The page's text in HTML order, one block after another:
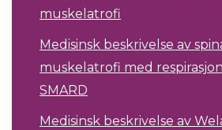
muskelatrofi
Medisinsk beskrivelse av
muskelatrofi med
SMARD
Medisinsk beskrivelse av